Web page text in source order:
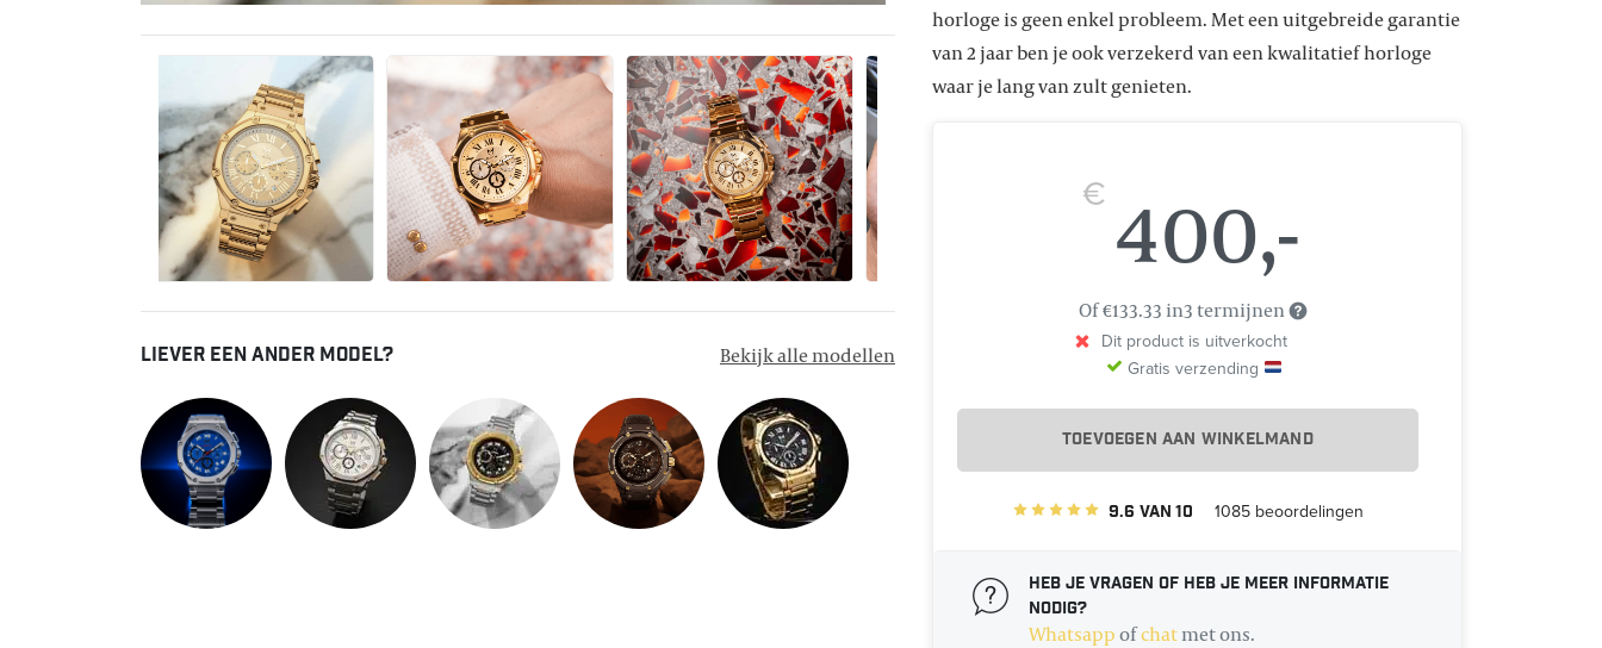
Liever een ander model? Bekijk alle modellen
horloge is geen enkel probleem. Met een uitgebreide garantie
van 2 jaar ben je ook verzekerd van een kwalitatief horloge
waar je lang van zult genieten.
€ 400,-
Of €133.33 in3 termijnen
Dit product is uitverkocht
Gratis verzending
TOEVOEGEN AAN WINKELMAND
9.6 van 10 1085 beoordelingen
Heb je vragen of heb je meer informatie
nodig?
Whatsappofchatmet ons.